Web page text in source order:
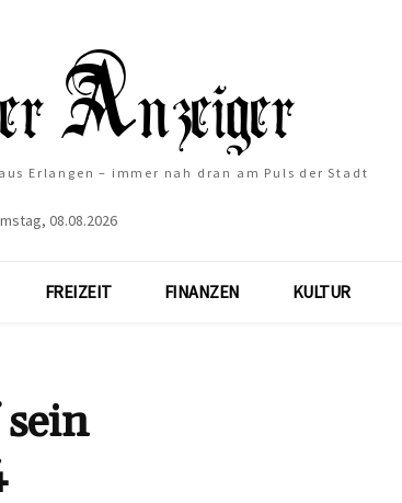
Erlangen – immer nah dran am Puls der Stadt
08.08.2026
FREIZEIT FINANZEN KULTUR